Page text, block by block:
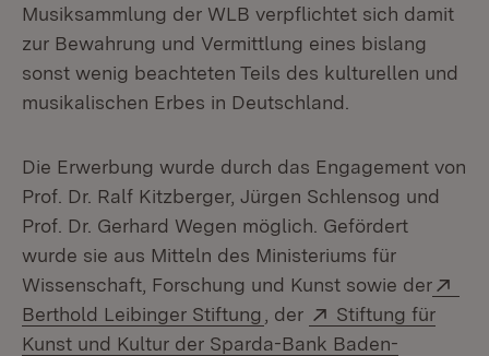
Musiksammlung der WLB verpflichtet sich damit
zur Bewahrung und Vermittlung eines bislang
sonst wenig beachteten Teils des kulturellen und
musikalischen Erbes in Deutschland.
Die Erwerbung wurde durch das Engagement von
Prof. Dr. Ralf Kitzberger, Jürgen Schlensog und
Prof. Dr. Gerhard Wegen möglich. Gefördert
wurde sie aus Mitteln des Ministeriums für
Wissenschaft, Forschung und Kunst sowie der
Berthold Leibinger Stiftung (Öffnet in neuem
, der Extern:
Stiftung für
Kunst und Kultur der Sparda-Bank Baden-